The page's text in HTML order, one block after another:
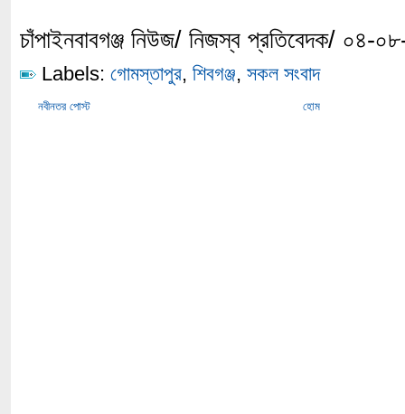
চাঁপাইনবাবগঞ্জ নিউজ/ নিজস্ব প্রতিবেদক/ ০৪-
Labels: গোমস্তাপুর, শিবগঞ্জ, সকল সংবাদ
নবীনতর পোস্ট হোম